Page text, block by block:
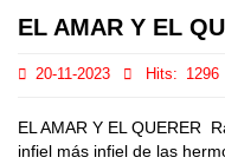
EL AMAR Y EL
20-11-2023 Hits: 1296
EL AMAR Y EL QUERER
infiel más infiel de las